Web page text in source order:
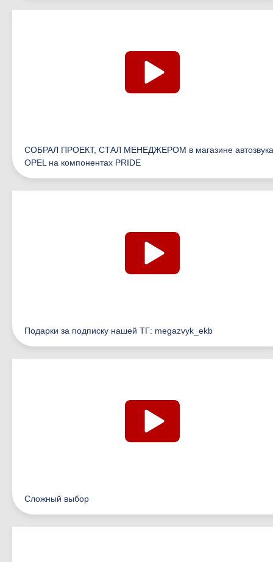
СОБРАЛ ПРОЕКТ, СТАЛ МЕНЕДЖЕРОМ в магазине
OPEL на компонентах PRIDE
Подарки за подписку нашей ТГ: megazvyk_ekb
Сложный выбор